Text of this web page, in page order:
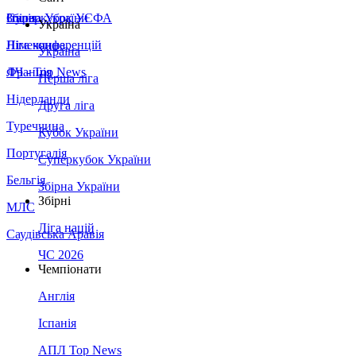
Збірна України
Італія
Німеччина
Франція
Нідерланди
Туреччина
Португалія
Бельгія
МЛС
Саудівська Аравія
Суперкубок УЄФА
Ліга конференцій
ЛЧ - Top News
Україна
Україна
Перша ліга
Друга ліга
Кубок України
Суперкубок України
Збірна України
Збірні
Ліга націй
ЧС 2026
Чемпіонати
Англія
Іспанія
АПЛ Top News